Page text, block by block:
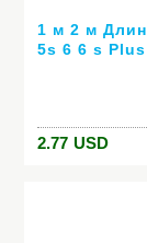
1 м 2 м
5s 6 6 s
2.77 USD